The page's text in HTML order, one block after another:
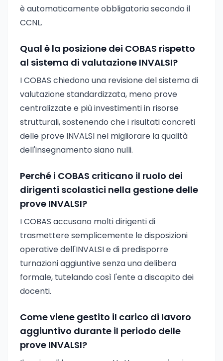
è automaticamente obbligatoria secondo il
CCNL.
Qual è la posizione dei COBAS rispetto
al sistema di valutazione INVALSI?
I COBAS chiedono una revisione del sistema di
valutazione standardizzata, meno prove
centralizzate e più investimenti in risorse
strutturali, sostenendo che i risultati concreti
delle prove INVALSI nel migliorare la qualità
dell'insegnamento siano nulli.
Perché i COBAS criticano il ruolo dei
dirigenti scolastici nella gestione delle
prove INVALSI?
I COBAS accusano molti dirigenti di
trasmettere semplicemente le disposizioni
operative dell'INVALSI e di predisporre
turnazioni aggiuntive senza una delibera
formale, tutelando così l'ente a discapito dei
docenti.
Come viene gestito il carico di lavoro
aggiuntivo durante il periodo delle
prove INVALSI?